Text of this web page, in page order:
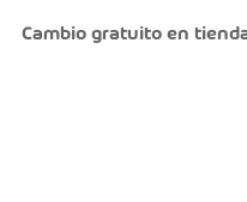
Cambio gratuito en